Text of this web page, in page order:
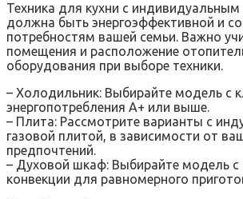
Техника для кухни с
должна быть энергоэффективной и
потребностям вашей семьи. Важно
помещения и расположение
оборудования при выборе техники.
– Холодильник: Выбирайте модель с
энергопотребления А+ или выше.
– Плита: Рассмотрите варианты с
газовой плитой, в зависимости от
предпочтений.
– Духовой шкаф: Выбирайте модель с
конвекции для равномерного